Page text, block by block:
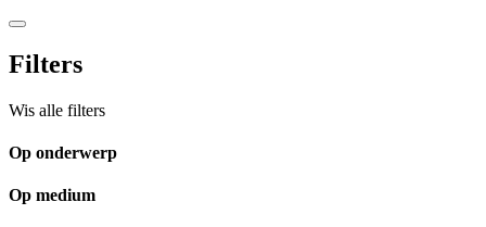
Filters
Wis alle filters
Op onderwerp
Op medium